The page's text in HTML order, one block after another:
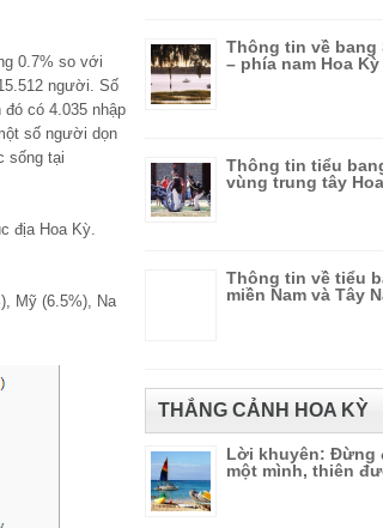
0.7% so với
người. Số
có 4.035 nhập
số người dọn
sống tại
địa Hoa Kỳ.
Mỹ (6.5%), Na
Thông tin về bang
– phía nam Hoa Kỳ
Thông tin tiểu
vùng trung tây
Thông tin về tiểu
miền Nam và Tây
THẮNG CẢNH HOA KỲ
Lời khuyên: Đừng
một mình, thiên